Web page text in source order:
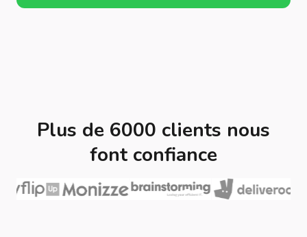
Plus de 6000 clients nous
font confiance